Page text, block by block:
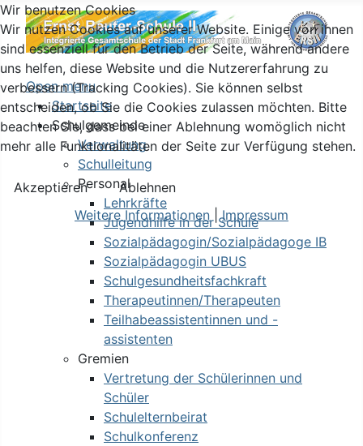
Open menu
Startseite
Schulgemeinde
Verwaltung
Schulleitung
Personal
Lehrkräfte
Jugendhilfe in der Schule
Sozialpädagogin/Sozialpädagoge IB
Sozialpädagogin UBUS
Schulgesundheitsfachkraft
Therapeutinnen/Therapeuten
Teilhabeassistentinnen und -
assistenten
Gremien
Vertretung der Schülerinnen und
Schüler
Schulelternbeirat
Schulkonferenz
Wir benutzen Cookies
Wir nutzen Cookies auf unserer Website. Einige von ihnen
sind essenziell für den Betrieb der Seite, während andere
uns helfen, diese Website und die Nutzererfahrung zu
verbessern (Tracking Cookies). Sie können selbst
entscheiden, ob Sie die Cookies zulassen möchten. Bitte
beachten Sie, dass bei einer Ablehnung womöglich nicht
mehr alle Funktionalitäten der Seite zur Verfügung stehen.
Akzeptieren
Ablehnen
Weitere Informationen |Impressum